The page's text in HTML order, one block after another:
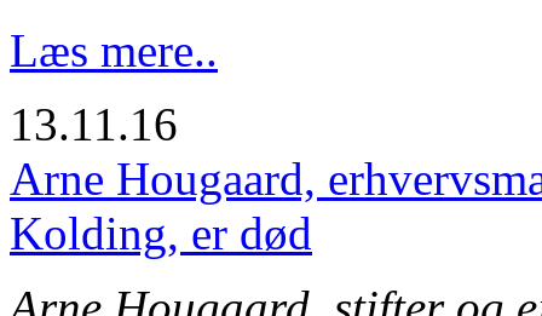
Læs mere..
13.11.16
Arne Hougaard,
Kolding, er død